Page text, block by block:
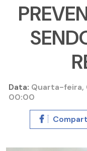
Data: Quarta-
00:00